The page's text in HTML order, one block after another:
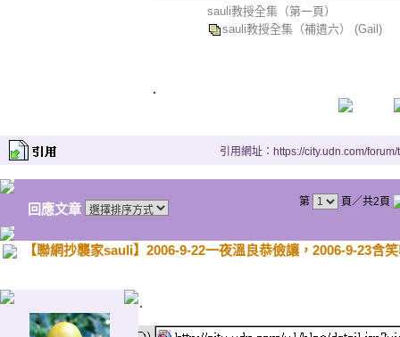
sauli教授全集（第一頁）
sauli教授全集（補遺六） (Gail)
.
引用網址：https://city.udn.com/
回應文章 第 頁／共2頁
【聯網抄襲家sauli】2006-9-22一夜溫良恭儉讓，2006-9-23含
.